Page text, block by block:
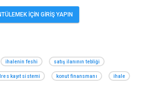
İÇİN GİRİŞ YAPIN
ihalenin feshi satış ilanının tebliği
kayıt sistemi konut finansmanı ihale